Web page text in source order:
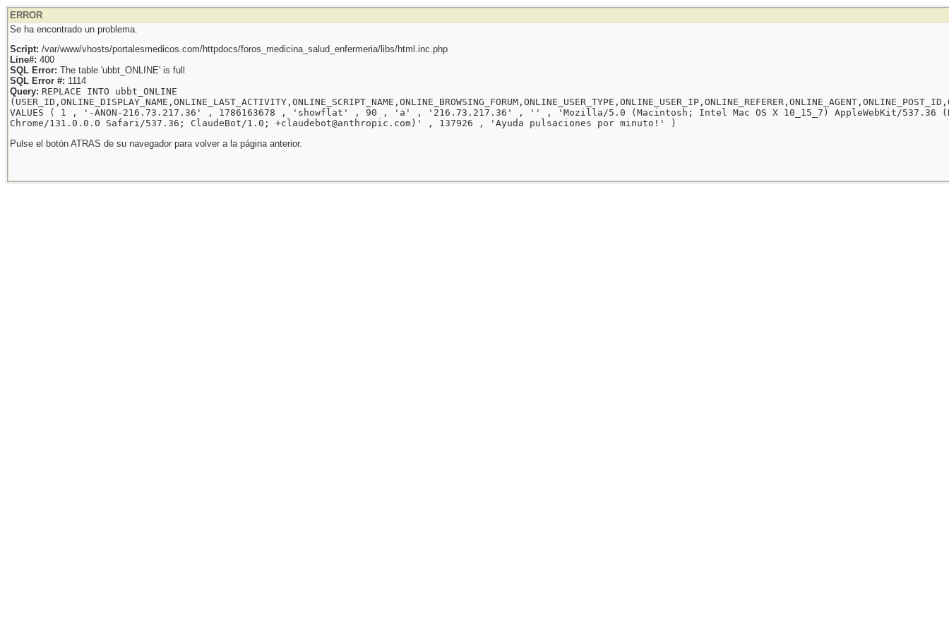
ERROR
Se ha encontrado un problema.
Script: /var/www/vhosts/portalesmedicos.com/httpdocs/foros_medicina_salud_enfermeria/libs/html.inc.php
Line#: 400
SQL Error: The table 'ubbt_ONLINE' is full
SQL Error #: 1114
Query: REPLACE INTO ubbt_ONLINE
VALUES ( 1 , '-ANON-216.73.217.36' , 1786163678 , 'showflat' , 90 , 'a' , '216.73.217.36' , '' , 'Mozilla/5.0 (Macintosh; Intel Mac OS X 10_15_7) AppleWebKit/537.36
Chrome/131.0.0.0 Safari/537.36; ClaudeBot/1.0; +claudebot@anthropic.com)' , 137926 , 'Ayuda pulsaciones por minuto!' )
Pulse el botón ATRAS de su navegador para volver a la página anterior.